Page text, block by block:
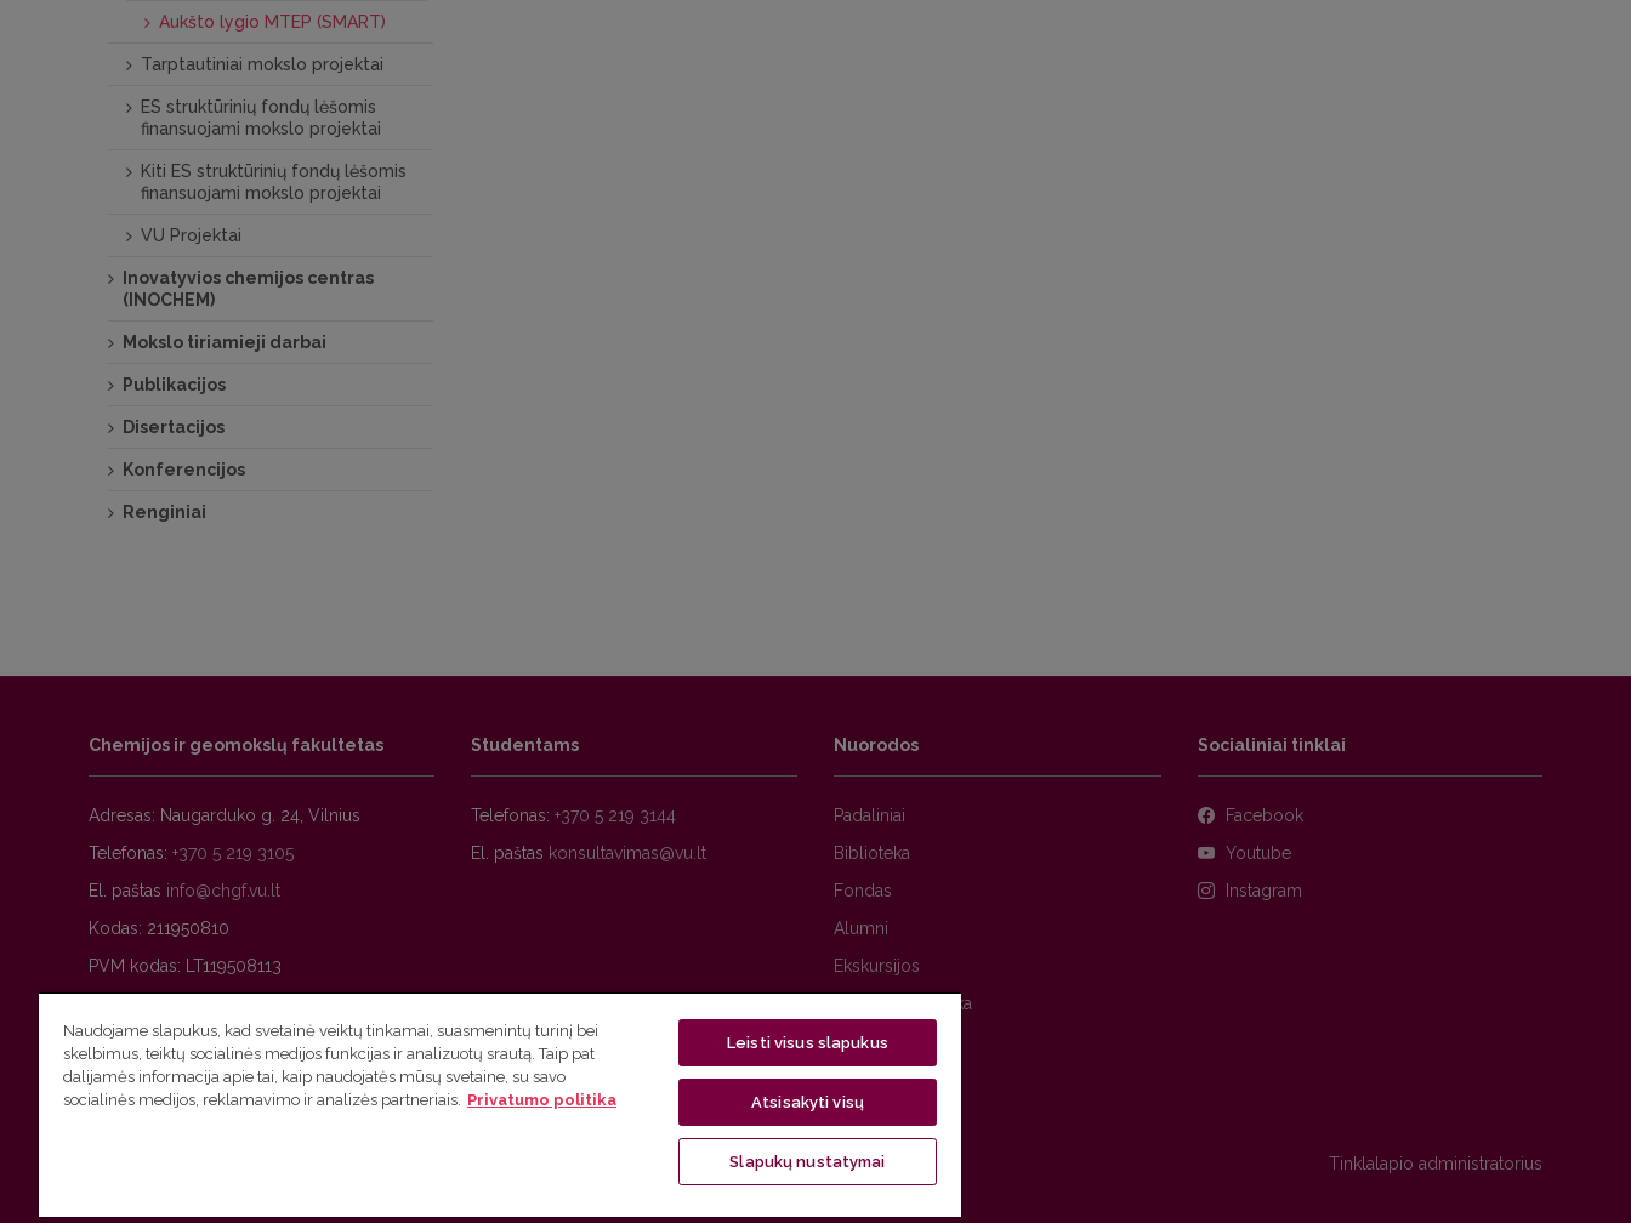
Aukšto lygio MTEP (SMART)
Tarptautiniai mokslo projektai
ES struktūrinių ­fondų lėšomis
finansuojami mokslo projektai
Kiti ES struktūrinių ­fondų lėšomis
finansuojami mokslo projektai
VU Projektai
Inovatyvios chemijos centras
(INOCHEM)
Mokslo tiriamieji darbai
Publikacijos
Disertacijos
Konferencijos
Renginiai
Chemijos ir geomokslų fakultetas
Adresas: Naugarduko g. 24, Vilnius
Telefonas: +370 5 219 3105
El. paštas
Kodas: 211950810
PVM kodas: LT119508113
Studentams
Telefonas: +370 5 219 3144
El. paštas
Nuorodos
Padaliniai
Biblioteka
Fondas
Alumni
Ekskursijos
Privatumo politika
Socialiniai tinklai
Facebook
Youtube
Instagram
Tinklalapio administratorius
Naudojame slapukus, kad svetainė veiktų tinkamai, suasmenintų turinį bei
skelbimus, teiktų socialinės medijos funkcijas ir analizuotų srautą. Taip pat
dalijamės informacija apie tai, kaip naudojatės mūsų svetaine, su savo
socialinės medijos, reklamavimo ir analizės partneriais. Privatumo politika
Leisti visus slapukus
Atsisakyti visų
Slapukų nustatymai